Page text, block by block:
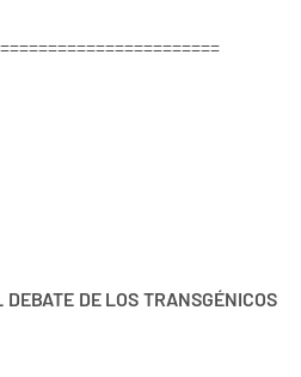
DE LOS TRANSGÉNICOS